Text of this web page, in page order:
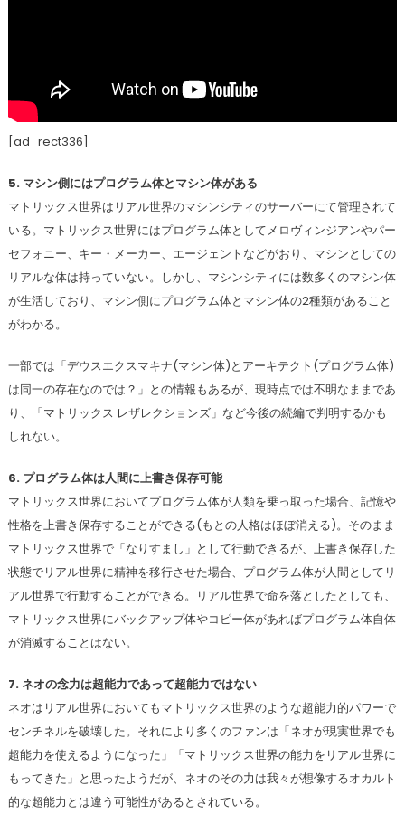
[ad_rect336]
5. マシン側にはプログラム体とマシン体がある
マトリックス世界はリアル世界のマシンシティのサーバーにて管理されて
いる。マトリックス世界にはプログラム体としてメロヴィンジアンやパー
セフォニー、キー・メーカー、エージェントなどがおり、マシンとしての
リアルな体は持っていない。しかし、マシンシティには数多くのマシン体
が生活しており、マシン側にプログラム体とマシン体の2種類があること
がわかる。
一部では「デウスエクスマキナ(マシン体)とアーキテクト(プログラム体)
は同一の存在なのでは？」との情報もあるが、現時点では不明なままであ
り、「マトリックス レザレクションズ」など今後の続編で判明するかも
しれない。
6. プログラム体は人間に上書き保存可能
マトリックス世界においてプログラム体が人類を乗っ取った場合、記憶や
性格を上書き保存することができる(もとの人格はほぼ消える)。そのまま
マトリックス世界で「なりすまし」として行動できるが、上書き保存した
状態でリアル世界に精神を移行させた場合、プログラム体が人間としてリ
アル世界で行動することができる。リアル世界で命を落としたとしても、
マトリックス世界にバックアップ体やコピー体があればプログラム体自体
が消滅することはない。
7. ネオの念力は超能力であって超能力ではない
ネオはリアル世界においてもマトリックス世界のような超能力的パワーで
センチネルを破壊した。それにより多くのファンは「ネオが現実世界でも
超能力を使えるようになった」「マトリックス世界の能力をリアル世界に
もってきた」と思ったようだが、ネオのその力は我々が想像するオカルト
的な超能力とは違う可能性があるとされている。